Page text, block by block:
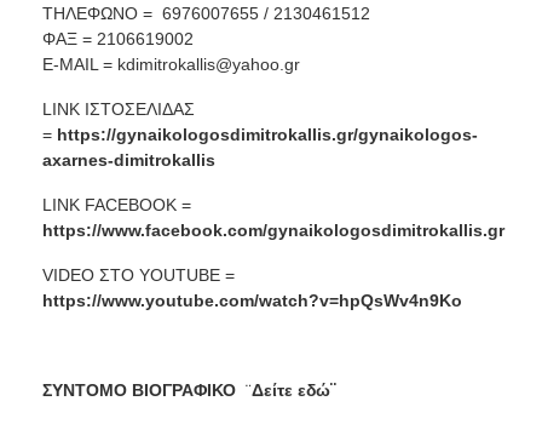
ΤΗΛΕΦΩΝΟ = 6976007655 / 2130461512
ΦΑΞ = 2106619002
E-MAIL = kdimitrokallis@yahoo.gr
LINK ΙΣΤΟΣΕΛΙΔΑΣ
= https://gynaikologosdimitrokallis.gr/gynaikologos-
axarnes-dimitrokallis
LINK FACEBOOK =
https://www.facebook.com/gynaikologosdimitrokallis.gr
VIDEO ΣΤΟ YOUTUBE =
https://www.youtube.com/watch?v=hpQsWv4n9Ko
ΣΥΝΤΟΜΟ ΒΙΟΓΡΑΦΙΚΟ¨Δείτε εδώ¨